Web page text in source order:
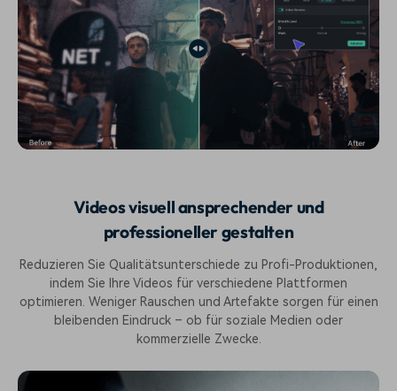
Videos visuell ansprechender und
professioneller gestalten
Reduzieren Sie Qualitätsunterschiede zu Profi-Produktionen,
indem Sie Ihre Videos für verschiedene Plattformen
optimieren. Weniger Rauschen und Artefakte sorgen für einen
bleibenden Eindruck – ob für soziale Medien oder
kommerzielle Zwecke.